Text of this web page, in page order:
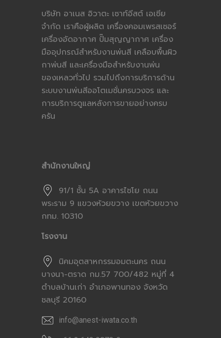
บริษัท อาเนส อิวาตะ เซาท์อีสต์ เอเซีย
จำกัด เราคือผู้ผลิต เครื่องคอมเพรสเซอร์
เครื่องอัดอากาศ ปั๊มสุญญากาศ เครื่อง
มืออุปกรณ์สำหรับงานพ่นสี เคลือบพื้นผิว
กาพ่นสี และเครื่องมือสำหรับงานพ่น
ของเหลวทั่วไป รวมไปถึงการบริการด้าน
ระบบงานพ่นสีออโตเมชั่นครบวงจร และ
การบริการดูแลหลังการขายอย่างครบ
ครัน
สำนักงานใหญ่
91/1 ชั้น 5A อาคารไชโย ถนน
พระราม 9 แขวงห้วยขวาง เขตห้วยขวาง
กทม. 10310
โรงงาน
นิคมอุตสาหกรรมอมตะนคร ถนน
บางนา-ตราด กม.57 700/482 หมู่ที่ 4
ตำบลบ้านเก่า อำเภอพานทอง จังหวัด
ชลบุรี 20160
info@anest-iwata.co.th